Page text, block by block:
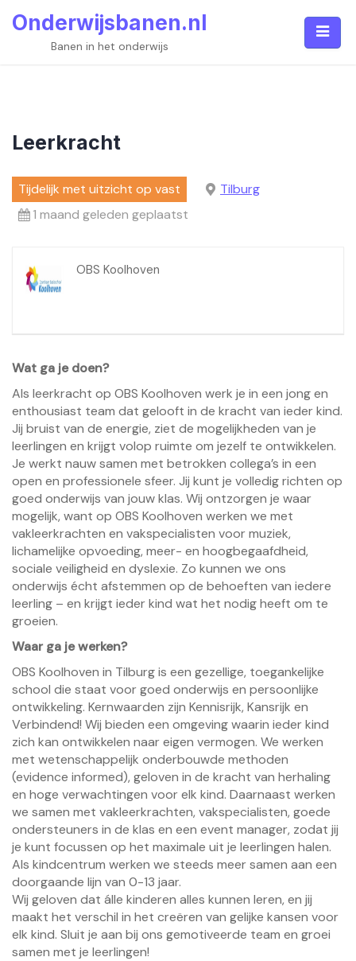
Onderwijsbanen.nl
Banen in het onderwijs
Leerkracht
Tijdelijk met uitzicht op vast
Tilburg
1 maand geleden geplaatst
OBS Koolhoven
Wat ga je doen?
Als leerkracht op OBS Koolhoven werk je in een jong en
enthousiast team dat gelooft in de kracht van ieder kind.
Jij bruist van de energie, ziet de mogelijkheden van je
leerlingen en krijgt volop ruimte om jezelf te ontwikkelen.
Je werkt nauw samen met betrokken collega’s in een
open en professionele sfeer. Jij kunt je volledig richten op
goed onderwijs van jouw klas. Wij ontzorgen je waar
mogelijk, want op OBS Koolhoven werken we met
vakleerkrachten en vakspecialisten voor muziek,
lichamelijke opvoeding, meer- en hoogbegaafdheid,
sociale veiligheid en dyslexie. Zo kunnen we ons
onderwijs écht afstemmen op de behoeften van iedere
leerling – en krijgt ieder kind wat het nodig heeft om te
groeien.
Waar ga je werken?
OBS Koolhoven in Tilburg is een gezellige, toegankelijke
school die staat voor goed onderwijs en persoonlijke
ontwikkeling. Kernwaarden zijn Kennisrijk, Kansrijk en
Verbindend! Wij bieden een omgeving waarin ieder kind
zich kan ontwikkelen naar eigen vermogen. We werken
met wetenschappelijk onderbouwde methoden
(evidence informed), geloven in de kracht van herhaling
en hoge verwachtingen voor elk kind. Daarnaast werken
we samen met vakleerkrachten, vakspecialisten, goede
ondersteuners in de klas en een event manager, zodat jij
je kunt focussen op het maximale uit je leerlingen halen.
Als kindcentrum werken we steeds meer samen aan een
doorgaande lijn van 0-13 jaar.
Wij geloven dat álle kinderen alles kunnen leren, en jij
maakt het verschil in het creëren van gelijke kansen voor
elk kind. Sluit je aan bij ons gemotiveerde team en groei
samen met je leerlingen!